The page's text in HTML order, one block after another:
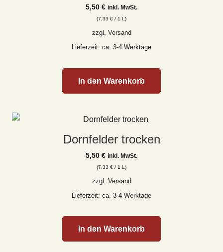
5,50 € inkl. MwSt.
(7,33 € / 1 L)
zzgl. Versand
Lieferzeit: ca. 3-4 Werktage
In den Warenkorb
Dornfelder trocken
5,50 € inkl. MwSt.
(7,33 € / 1 L)
zzgl. Versand
Lieferzeit: ca. 3-4 Werktage
In den Warenkorb